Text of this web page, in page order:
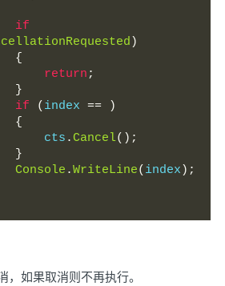
if
)
{
return ;
}
if
( index ==
)
{
                cts
.Cancel();
}
Console .WriteLine( index );
，如果取消则不再执行。